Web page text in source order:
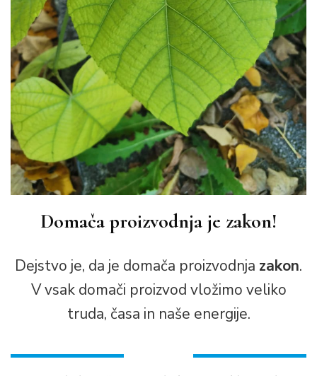
Domača proizvodnja je zakon!
Dejstvo je, da je domača proizvodnja zakon.
V vsak domači proizvod vložimo veliko
truda, časa in naše energije.